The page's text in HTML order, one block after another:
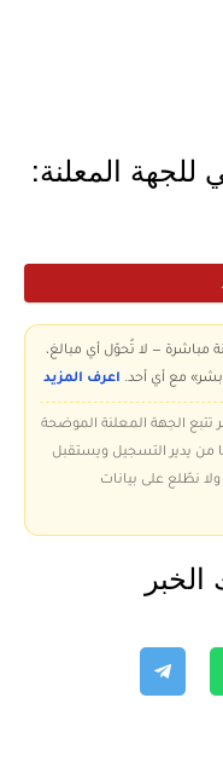
المعلنة:
مباشرة — لا تُحوّل أي مبالغ،
مع أي أحد. اعرف المزيد
تتبع الجهة المعلنة الموضحة
من يدير التسجيل ويستقبل
نطّلع على بيانات